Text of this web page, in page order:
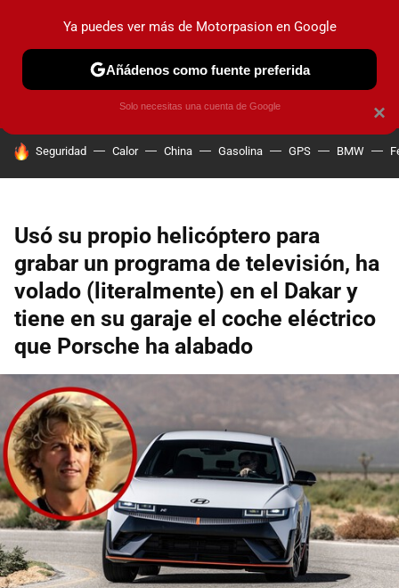
PRUEBAS COCHES ELÉCTRICOS OBSERVATORIO
HOY SE HABLA DE
Seguridad Calor China Gasolina GPS BMW
Usó su propio helicóptero para
grabar un programa de televisión, ha
volado (literalmente) en el Dakar y
tiene en su garaje el coche eléctrico
que Porsche ha alabado
×
Ya puedes ver más de Motorpasion en Google
Añádenos como fuente preferida
Solo necesitas una cuenta de Google